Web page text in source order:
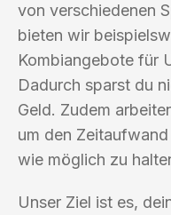
von verschiedenen
bieten wir
Kombiangebote für
Dadurch sparst du
Geld. Zudem
um den
wie möglich zu
Unser Ziel ist es,